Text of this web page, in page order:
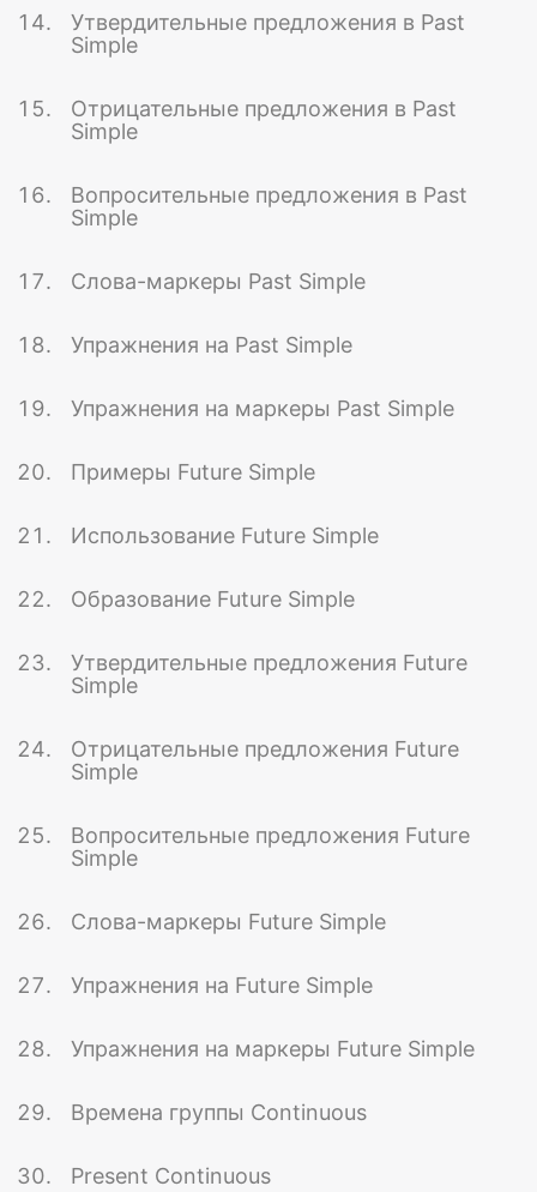
Утвердительные предложения в Past
Simple
Отрицательные предложения в Past
Simple
Вопросительные предложения в Past
Simple
Слова-маркеры Past Simple
Упражнения на Past Simple
Упражнения на маркеры Past Simple
Примеры Future Simple
Использование Future Simple
Образование Future Simple
Утвердительные предложения Future
Simple
Отрицательные предложения Future
Simple
Вопросительные предложения Future
Simple
Слова-маркеры Future Simple
Упражнения на Future Simple
Упражнения на маркеры Future Simple
Времена группы Continuous
Present Continuous